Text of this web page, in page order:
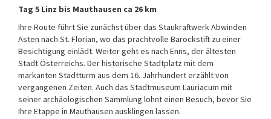
Tag 5 Linz bis Mauthausen ca 26 km
Ihre Route führt Sie zunächst über das Staukraftwerk Abwinden
Asten nach St. Florian, wo das prachtvolle Barockstift zu einer
Besichtigung einlädt. Weiter geht es nach Enns, der ältesten
Stadt Österreichs. Der historische Stadtplatz mit dem
markanten Stadtturm aus dem 16. Jahrhundert erzählt von
vergangenen Zeiten. Auch das Stadtmuseum Lauriacum mit
seiner archäologischen Sammlung lohnt einen Besuch, bevor Sie
Ihre Etappe in Mauthausen ausklingen lassen.